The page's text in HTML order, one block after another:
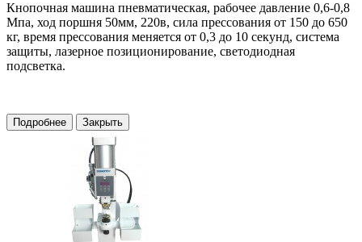
Кнопочная машина пневматическая, рабочее давление 0,6-0,8
Мпа, ход поршня 50мм, 220в, сила прессования от 150 до 650
кг, время прессования меняется от 0,3 до 10 секунд, система
защиты, лазерное позиционирование, светодиодная
подсветка.
Подробнее Закрыть